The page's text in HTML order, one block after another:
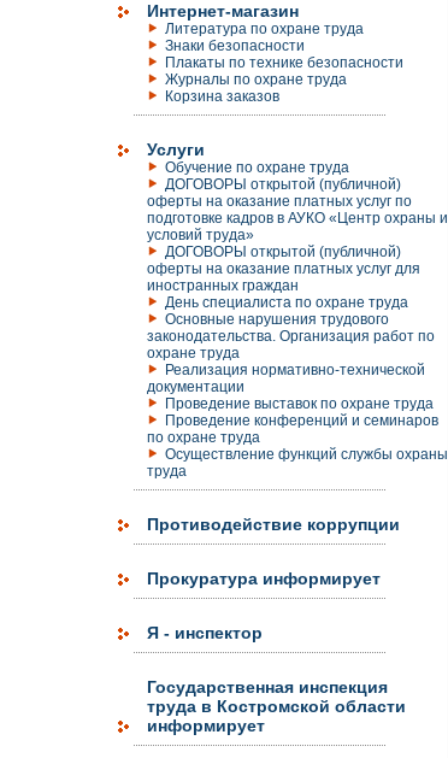
Интернет-магазин
Литература по охране труда
Знаки безопасности
Плакаты по технике безопасности
Журналы по охране труда
Корзина заказов
Услуги
Обучение по охране труда
ДОГОВОРЫ открытой (публичной)
оферты на оказание платных услуг по
подготовке кадров в АУКО «Центр охраны и
условий труда»
ДОГОВОРЫ открытой (публичной)
оферты на оказание платных услуг для
иностранных граждан
День специалиста по охране труда
Основные нарушения трудового
законодательства. Организация работ по
охране труда
Реализация нормативно-технической
документации
Проведение выставок по охране труда
Проведение конференций и семинаров
по охране труда
Осуществление функций службы охраны
труда
Противодействие коррупции
Прокуратура информирует
Я - инспектор
Государственная инспекция
труда в Костромской области
информирует